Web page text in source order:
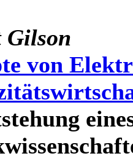
Gilson
von